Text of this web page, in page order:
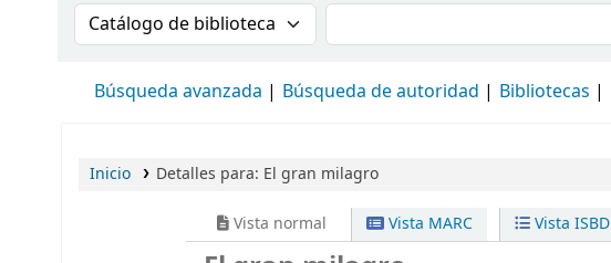
Buscar en el catálogo por:Buscar en el catálogo
Búsqueda avanzada Búsqueda de autoridad Bibliotecas
Inicio Detalles para: El gran milagro
Vista normal Vista MARC Vista ISBD